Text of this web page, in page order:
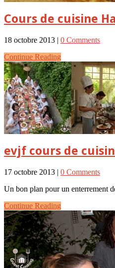
Cours de cuisine
18 octobre 2013 | 0 Comments
Continue Reading
evjf cours de
17 octobre 2013 | 0 Comments
Un bon plan pour un enterrement
Continue Reading